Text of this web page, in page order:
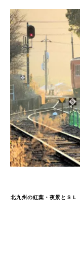
北九州の紅葉・夜景とＳＬ